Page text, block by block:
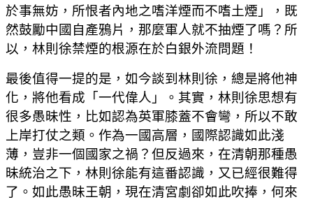
於事無妨，所恨者內地之嗜洋煙而不嗜土煙」，既
然鼓勵中國自產鴉片，那麼軍人就不抽煙了嗎？所
以，林則徐禁煙的根源在於白銀外流問題！
最後值得一提的是，如今談到林則徐，總是將他神
化，將他看成「一代偉人」。其實，林則徐思想有
很多愚昧性，比如認為英軍膝蓋不會彎，所以不敢
上岸打仗之類。作為一國高層，國際認識如此淺
薄，豈非一個國家之禍？但反過來，在清朝那種愚
昧統治之下，林則徐能有這番認識，又已經很難得
了。如此愚昧王朝，現在清宮劇卻如此吹捧，何來